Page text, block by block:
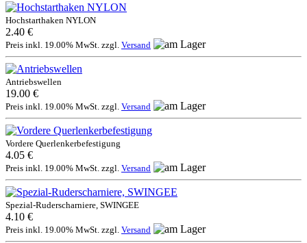
Hochstarthaken NYLON
2.40 €
Preis inkl. 19.00% MwSt. zzgl. Versand
Antriebswellen
19.00 €
Preis inkl. 19.00% MwSt. zzgl. Versand
Vordere Querlenkerbefestigung
4.05 €
Preis inkl. 19.00% MwSt. zzgl. Versand
Spezial-Ruderscharniere, SWINGEE
4.10 €
Preis inkl. 19.00% MwSt. zzgl. Versand